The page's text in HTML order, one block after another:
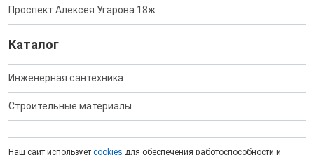
Проспект Алексея Угарова 18ж
Каталог
Инженерная сантехника
Строительные материалы
Наш сайт использует cookies для обеспечения работоспособности и